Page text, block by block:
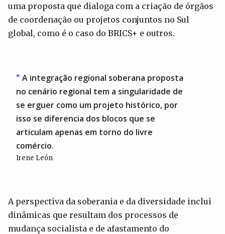
uma proposta que dialoga com a criação de órgãos
de coordenação ou projetos conjuntos no Sul
global, como é o caso do BRICS+ e outros.
A integração regional soberana proposta
no cenário regional tem a singularidade de
se erguer como um projeto histórico, por
isso se diferencia dos blocos que se
articulam apenas em torno do livre
comércio.
Irene León
A perspectiva da soberania e da diversidade inclui
dinâmicas que resultam dos processos de
mudança socialista e de afastamento do